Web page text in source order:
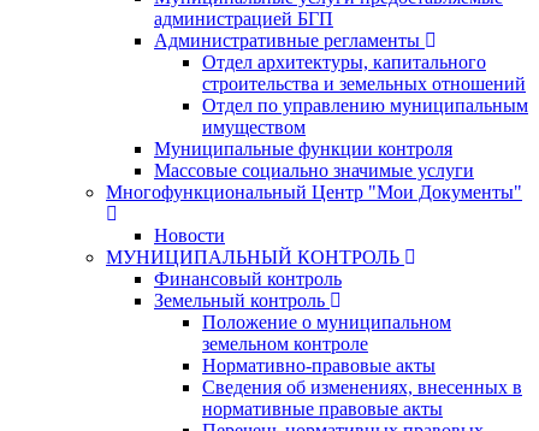
администрацией БГП
Административные регламенты
Отдел архитектуры, капитального
строительства и земельных отношений
Отдел по управлению муниципальным
имуществом
Муниципальные функции контроля
Массовые социально значимые услуги
Многофункциональный Центр "Мои Документы"
Новости
МУНИЦИПАЛЬНЫЙ КОНТРОЛЬ
Финансовый контроль
Земельный контроль
Положение о муниципальном
земельном контроле
Нормативно-правовые акты
Сведения об изменениях, внесенных в
нормативные правовые акты